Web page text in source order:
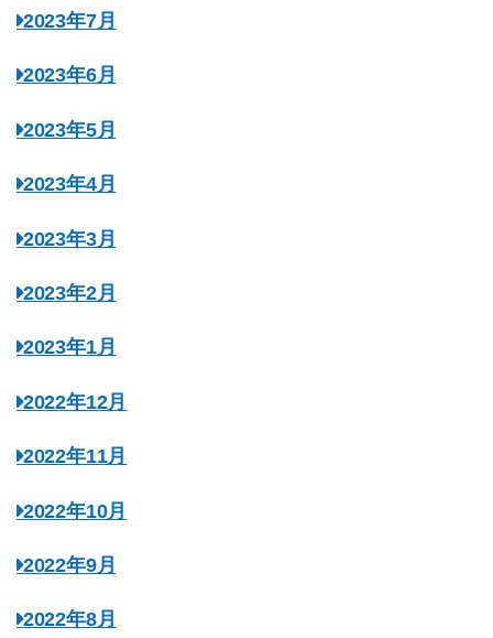
2023年7月
2023年6月
2023年5月
2023年4月
2023年3月
2023年2月
2023年1月
2022年12月
2022年11月
2022年10月
2022年9月
2022年8月